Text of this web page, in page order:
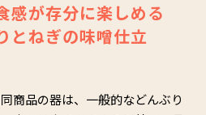
感が存分に楽しめる
とねぎの味噌仕立
商品の器は、一般的などんぶり